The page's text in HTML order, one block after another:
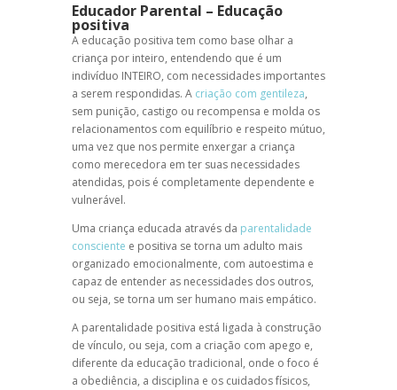
Educador Parental – Educação
positiva
A educação positiva tem como base olhar a
criança por inteiro, entendendo que é um
indivíduo INTEIRO, com necessidades importantes
a serem respondidas. A criação com gentileza,
sem punição, castigo ou recompensa e molda os
relacionamentos com equilíbrio e respeito mútuo,
uma vez que nos permite enxergar a criança
como merecedora em ter suas necessidades
atendidas, pois é completamente dependente e
vulnerável.
Uma criança educada através da parentalidade
consciente e positiva se torna um adulto mais
organizado emocionalmente, com autoestima e
capaz de entender as necessidades dos outros,
ou seja, se torna um ser humano mais empático.
A parentalidade positiva está ligada à construção
de vínculo, ou seja, com a criação com apego e,
diferente da educação tradicional, onde o foco é
a obediência, a disciplina e os cuidados físicos,